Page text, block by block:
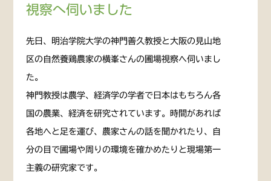
視察へ伺いました
先日、明治学院大学の神門善久教授と大阪の見山地
区の自然養鶏農家の横峯さんの圃場視察へ伺いまし
た。
神門教授は農学、経済学の学者で日本はもちろん各
国の農業、経済を研究されています。時間があれば
各地へと足を運び、農家さんの話を聞かれたり、自
分の目で圃場や周りの環境を確かめたりと現場第一
主義の研究家です。